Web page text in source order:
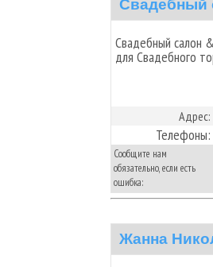
Свадебный
Свадебный салон
для Свадебного
Адрес:
Телефоны:
Сообщите нам
обязательно, если есть
ошибка:
Жанна